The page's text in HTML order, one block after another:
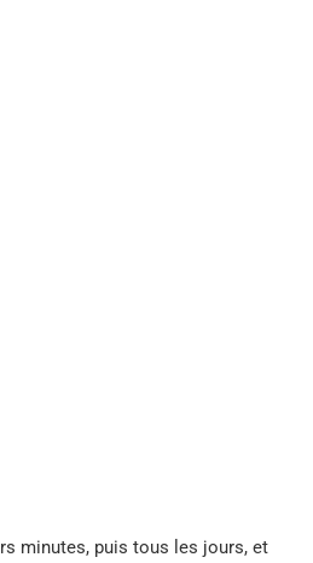
minutes, puis tous les jours, et